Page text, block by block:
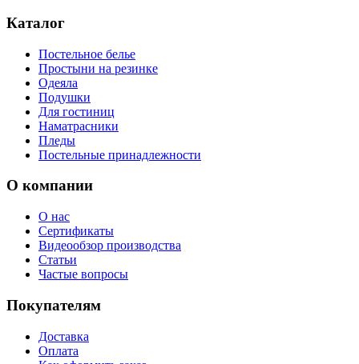
Каталог
Постельное белье
Простыни на резинке
Одеяла
Подушки
Для гостиниц
Наматрасники
Пледы
Постельные принадлежности
О компании
О нас
Сертификаты
Видеообзор производства
Статьи
Частые вопросы
Покупателям
Доставка
Оплата